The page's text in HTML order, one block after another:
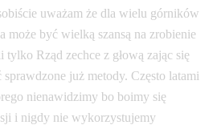
uważam że dla wielu górników
może być wielką szansą na zrobienie
tylko Rząd zechce z głową zając się
już metody. Często latami
nienawidzimy bo boimy się
i nigdy nie wykorzystujemy